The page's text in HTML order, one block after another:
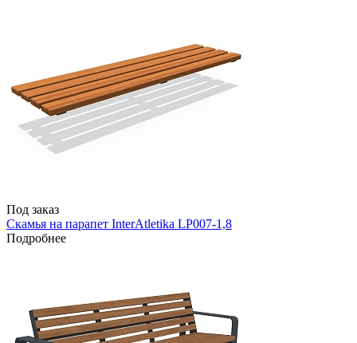
Под заказ
Скамья на парапет InterAtletika LP007-1,8
Подробнее